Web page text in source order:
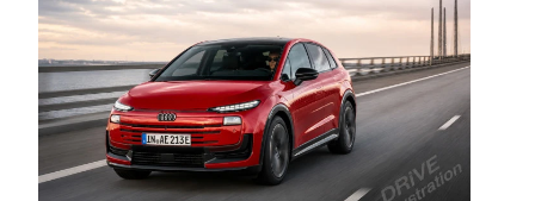
Test Drive
Δοκιμή
Αποστολή